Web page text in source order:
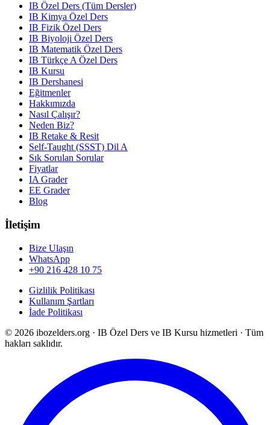
IB Özel Ders (Tüm Dersler)
IB Kimya Özel Ders
IB Fizik Özel Ders
IB Biyoloji Özel Ders
IB Matematik Özel Ders
IB Türkçe A Özel Ders
IB Kursu
IB Dershanesi
Eğitmenler
Hakkımızda
Nasıl Çalışır?
Neden Biz?
IB Retake & Resit
Self-Taught (SSST) Dil A
Sık Sorulan Sorular
Fiyatlar
IA Grader
EE Grader
Blog
İletişim
Bize Ulaşın
WhatsApp
+90 216 428 10 75
Gizlilik Politikası
Kullanım Şartları
İade Politikası
© 2026 ibozelders.org · IB Özel Ders ve IB Kursu hizmetleri · Tüm
hakları saklıdır.